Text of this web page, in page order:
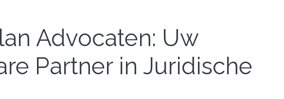
Advocaten: Uw
Partner in Juridische